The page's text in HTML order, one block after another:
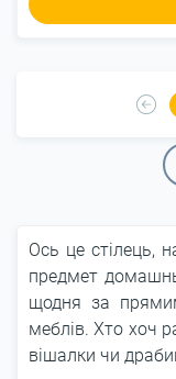
Ось це стілець,
предмет
щодня за
меблів. Хто хоч
вішалки чи